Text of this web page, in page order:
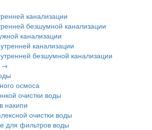
канализации
безшумной канализации
канализации
канализации
безшумной канализации
→
осмоса
очистки воды
накипи
очистки воды
для фильтров воды